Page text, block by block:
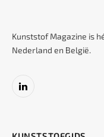
Kunststof Magazine is
Nederland en België.
LinkedIn